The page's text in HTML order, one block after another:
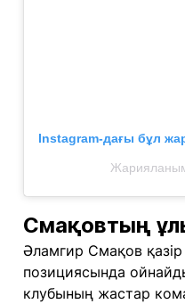
Instagram-дағы бұл
Смақовтың
Әламгир Смақов
позициясында
клубының жастар